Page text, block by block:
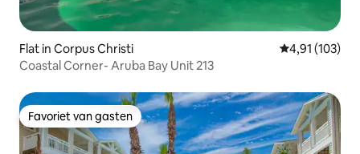
Flat in Corpus Christi Gemiddelde
4,91 (103)
Coastal Corner- Aruba Bay Unit 213
Favoriet van gasten
Favoriet van gasten